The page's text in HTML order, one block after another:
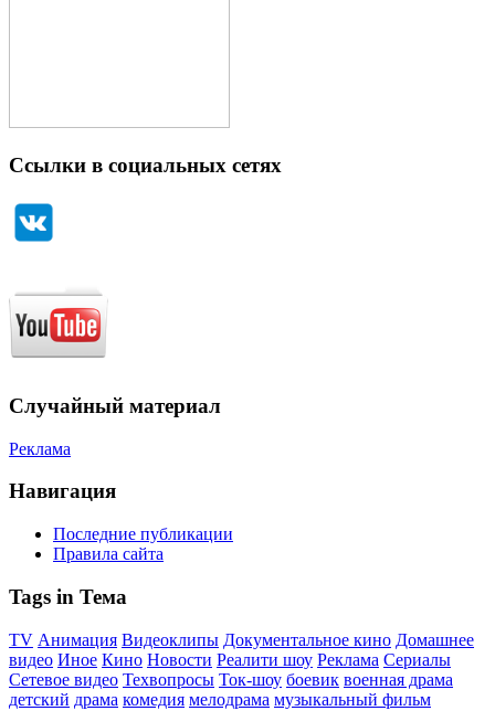
Ссылки в социальных сетях
Случайный материал
Реклама
Навигация
Последние публикации
Правила сайта
Tags in Тема
TV Анимация Видеоклипы Документальное кино Домашнее
видео Иное Кино Новости Реалити шоу Реклама Сериалы
Сетевое видео Техвопросы Ток-шоу боевик военная драма
детский драма комедия мелодрама музыкальный фильм